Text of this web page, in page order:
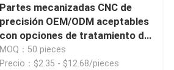
Partes mecanizadas CNC de
precisión OEM/ODM aceptables
con opciones de tratamiento de
superficie para productos de
acero
MOQ：50 pieces
Precio：$2.35 - $12.68/pieces